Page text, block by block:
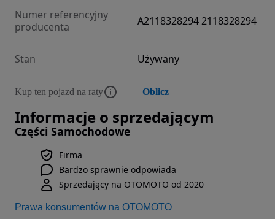
Numer referencyjny
producenta
A2118328294 2118328294
Stan Używany
Kup ten pojazd na raty Oblicz
Informacje o sprzedającym
Części Samochodowe
Firma
Bardzo sprawnie odpowiada
Sprzedający na OTOMOTO od 2020
Prawa konsumentów na OTOMOTO